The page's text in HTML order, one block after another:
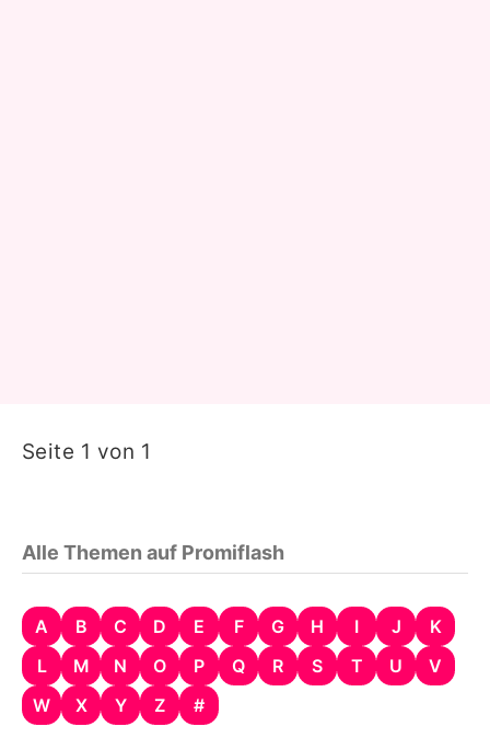
Seite 1 von 1
Alle Themen auf Promiflash
A B C D E F G H I J
K
L
M N O P Q R S T U
V
W
X Y Z #